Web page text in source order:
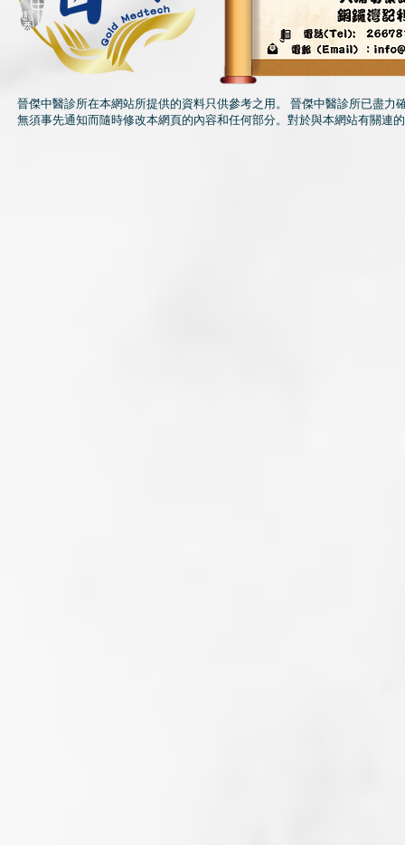
晉傑中醫診所在本網站所提供的資料只供參考之用。 晉傑中醫診所已盡
無須事先通知而隨時修改本網頁的內容和任何部分。對於與本網站有關連